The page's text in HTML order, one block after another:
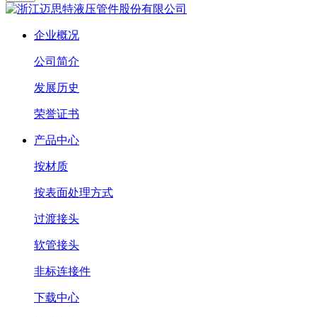
企业概况
公司简介
发展历史
荣誉证书
产品中心
按材质
按表面处理方式
过渡接头
软管接头
非标连接件
下载中心